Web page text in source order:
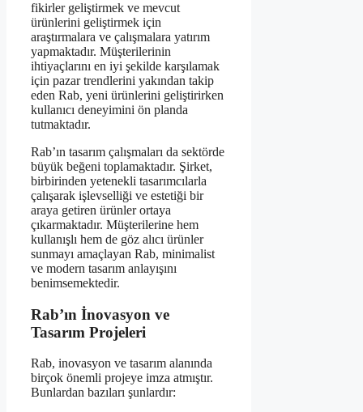
fikirler geliştirmek ve mevcut
ürünlerini geliştirmek için
araştırmalara ve çalışmalara yatırım
yapmaktadır. Müşterilerinin
ihtiyaçlarını en iyi şekilde karşılamak
için pazar trendlerini yakından takip
eden Rab, yeni ürünlerini geliştirirken
kullanıcı deneyimini ön planda
tutmaktadır.
Rab’ın tasarım çalışmaları da sektörde
büyük beğeni toplamaktadır. Şirket,
birbirinden yetenekli tasarımcılarla
çalışarak işlevselliği ve estetiği bir
araya getiren ürünler ortaya
çıkarmaktadır. Müşterilerine hem
kullanışlı hem de göz alıcı ürünler
sunmayı amaçlayan Rab, minimalist
ve modern tasarım anlayışını
benimsemektedir.
Rab’ın İnovasyon ve
Tasarım Projeleri
Rab, inovasyon ve tasarım alanında
birçok önemli projeye imza atmıştır.
Bunlardan bazıları şunlardır: